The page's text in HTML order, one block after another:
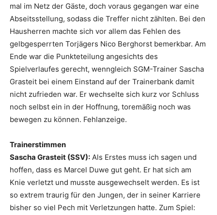
mal im Netz der Gäste, doch voraus gegangen war eine
Abseitsstellung, sodass die Treffer nicht zählten. Bei den
Hausherren machte sich vor allem das Fehlen des
gelbgesperrten Torjägers Nico Berghorst bemerkbar. Am
Ende war die Punkteteilung angesichts des
Spielverlaufes gerecht, wenngleich SGM-Trainer Sascha
Grasteit bei einem Einstand auf der Trainerbank damit
nicht zufrieden war. Er wechselte sich kurz vor Schluss
noch selbst ein in der Hoffnung, toremäßig noch was
bewegen zu können. Fehlanzeige.
Trainerstimmen
Sascha Grasteit (SSV): Als Erstes muss ich sagen und
hoffen, dass es Marcel Duwe gut geht. Er hat sich am
Knie verletzt und musste ausgewechselt werden. Es ist
so extrem traurig für den Jungen, der in seiner Karriere
bisher so viel Pech mit Verletzungen hatte. Zum Spiel: